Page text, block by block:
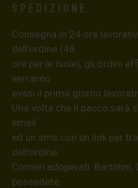
Spedizione
Consegna in 24 ore
dell’ordine (48
ore per le isole), gli ordini
verranno
evasi il primo giorno
Una volta che il pacco sarà
email
ed un sms con un link per
dell’ordine.
Corrieri adoperati: Bartolini,
possedete